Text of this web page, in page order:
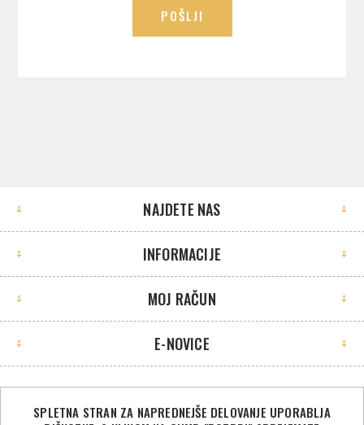
POŠLJI
NAJDETE NAS
INFORMACIJE
MOJ RAČUN
E-NOVICE
SPLETNA STRAN ZA NAPREDNEJŠE DELOVANJE UPORABLJA